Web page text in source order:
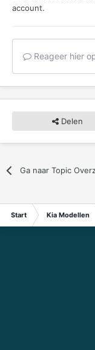
account.
Reageer hier
Delen
Ga naar Topic
Start Kia Modellen